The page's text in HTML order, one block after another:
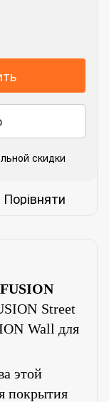
скидки
Порівняти
FUSION
Street
Wall для
этой
покрытия